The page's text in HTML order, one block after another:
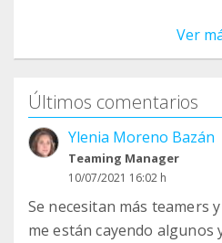
Ver
Últimos comentarios
Ylenia Moreno Bazán
Teaming Manager
10/07/2021 16:02 h
Se necesitan más teamers
me están cayendo algunos